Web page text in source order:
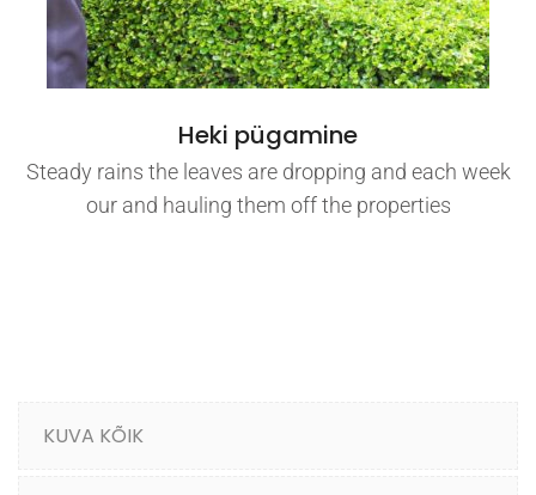
Heki pügamine
Steady rains the leaves are dropping and each week
our and hauling them off the properties
KUVA KÕIK